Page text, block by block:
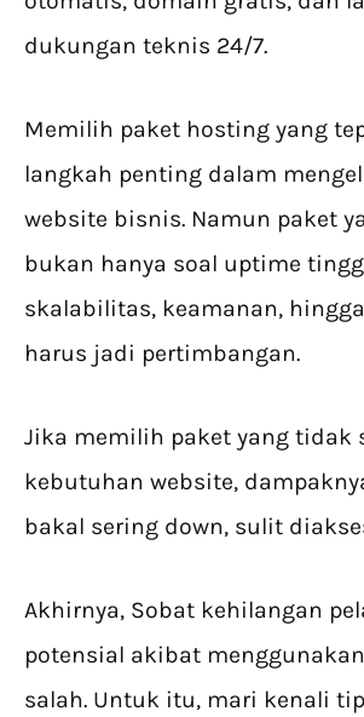
dukungan teknis 24/7.
Memilih paket hosting yang
langkah penting dalam
website bisnis. Namun paket
bukan hanya soal uptime
skalabilitas, keamanan,
harus jadi pertimbangan.
Jika memilih paket yang tidak
kebutuhan website,
bakal sering down, sulit
Akhirnya, Sobat kehilangan
potensial akibat
salah. Untuk itu, mari kenali